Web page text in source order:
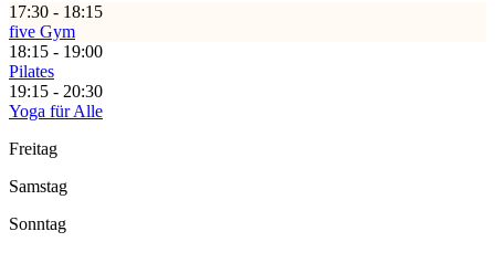
17:30 - 18:15
five Gym
18:15 - 19:00
Pilates
19:15 - 20:30
Yoga für Alle
Freitag
Samstag
Sonntag